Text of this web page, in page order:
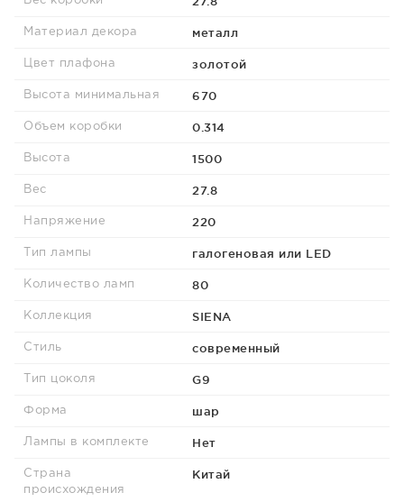
Материал декора металл
Цвет плафона золотой
Высота минимальная 670
Объем коробки 0.314
Высота 1500
Вес 27.8
Напряжение 220
Тип лампы галогеновая или LED
Количество ламп 80
Коллекция SIENA
Стиль современный
Тип цоколя G9
Форма шар
Лампы в комплекте Нет
Страна
происхождения
Китай